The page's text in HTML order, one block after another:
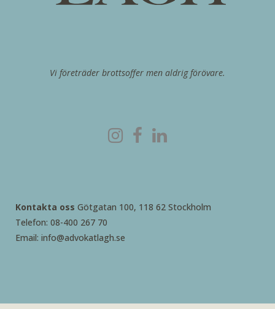
Vi företräder brottsoffer men aldrig förövare.
Kontakta oss Götgatan 100, 118 62 Stockholm
Telefon: 08-400 267 70
Email: info@advokatlagh.se